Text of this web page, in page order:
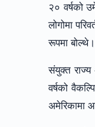
२० वर्षको
लोगोमा
रूपमा
संयुक्त राज्य
वर्षको
अमेरिकामा